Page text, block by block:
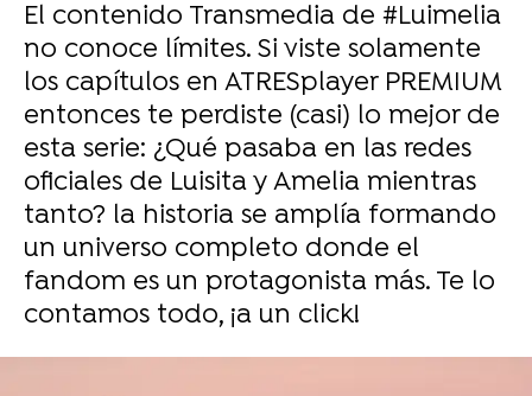
El contenido Transmedia de #Luimelia
no conoce límites. Si viste solamente
los capítulos en ATRESplayer PREMIUM
entonces te perdiste (casi) lo mejor de
esta serie: ¿Qué pasaba en las redes
oficiales de Luisita y Amelia mientras
tanto? la historia se amplía formando
un universo completo donde el
fandom es un protagonista más. Te lo
contamos todo, ¡a un click!